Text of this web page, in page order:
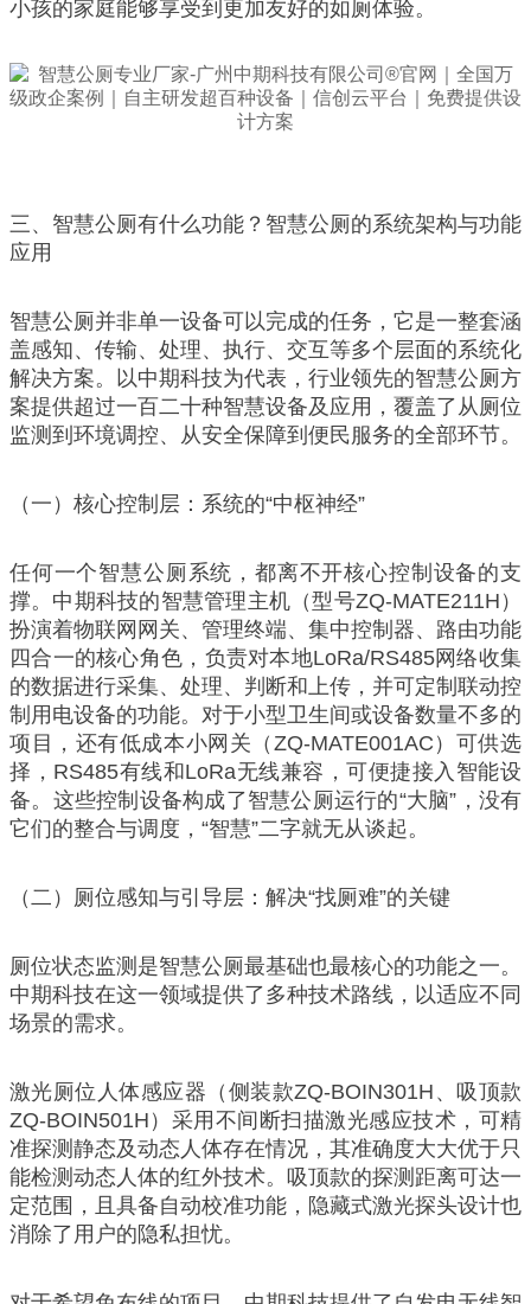
小孩的家庭能够享受到更加友好的如厕体验。
三、智慧公厕有什么功能？智慧公厕的系统架构与功能
应用
智慧公厕并非单一设备可以完成的任务，它是一整套涵
盖感知、传输、处理、执行、交互等多个层面的系统化
解决方案。以中期科技为代表，行业领先的智慧公厕方
案提供超过一百二十种智慧设备及应用，覆盖了从厕位
监测到环境调控、从安全保障到便民服务的全部环节。
（一）核心控制层：系统的“中枢神经”
任何一个智慧公厕系统，都离不开核心控制设备的支
撑。中期科技的智慧管理主机（型号ZQ-MATE211H）
扮演着物联网网关、管理终端、集中控制器、路由功能
四合一的核心角色，负责对本地LoRa/RS485网络收集
的数据进行采集、处理、判断和上传，并可定制联动控
制用电设备的功能。对于小型卫生间或设备数量不多的
项目，还有低成本小网关（ZQ-MATE001AC）可供选
择，RS485有线和LoRa无线兼容，可便捷接入智能设
备。这些控制设备构成了智慧公厕运行的“大脑”，没有
它们的整合与调度，“智慧”二字就无从谈起。
（二）厕位感知与引导层：解决“找厕难”的关键
厕位状态监测是智慧公厕最基础也最核心的功能之一。
中期科技在这一领域提供了多种技术路线，以适应不同
场景的需求。
激光厕位人体感应器（侧装款ZQ-BOIN301H、吸顶款
ZQ-BOIN501H）采用不间断扫描激光感应技术，可精
准探测静态及动态人体存在情况，其准确度大大优于只
能检测动态人体的红外技术。吸顶款的探测距离可达一
定范围，且具备自动校准功能，隐藏式激光探头设计也
消除了用户的隐私担忧。